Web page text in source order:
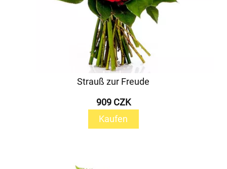
Strauß zur Freude
909 CZK
Kaufen